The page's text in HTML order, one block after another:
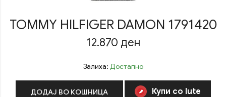
TOMMY HILFIGER DAMON 1791420
12.870 ден
Залиха: Достапно
ДОДАЈ ВО КОШНИЦА Купи со Iute